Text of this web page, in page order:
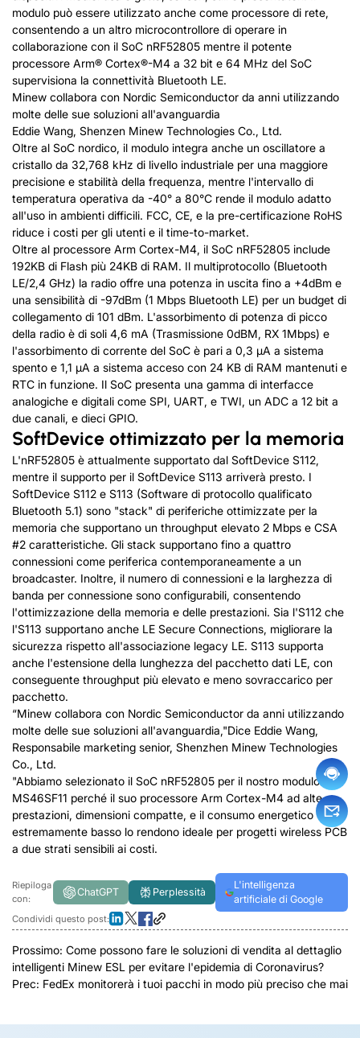
modulo può essere utilizzato anche come processore di rete,
consentendo a un altro microcontrollore di operare in
collaborazione con il SoC nRF52805 mentre il potente
processore Arm® Cortex®-M4 a 32 bit e 64 MHz del SoC
supervisiona la connettività Bluetooth LE.
Minew collabora con Nordic Semiconductor da anni utilizzando
molte delle sue soluzioni all'avanguardia
Eddie Wang, Shenzen Minew Technologies Co., Ltd.
Oltre al SoC nordico, il modulo integra anche un oscillatore a
cristallo da 32,768 kHz di livello industriale per una maggiore
precisione e stabilità della frequenza, mentre l'intervallo di
temperatura operativa da -40° a 80°C rende il modulo adatto
all'uso in ambienti difficili. FCC, CE, e la pre-certificazione RoHS
riduce i costi per gli utenti e il time-to-market.
Oltre al processore Arm Cortex-M4, il SoC nRF52805 include
192KB di Flash più 24KB di RAM. Il multiprotocollo (Bluetooth
LE/2,4 GHz) la radio offre una potenza in uscita fino a +4dBm e
una sensibilità di -97dBm (1 Mbps Bluetooth LE) per un budget di
collegamento di 101 dBm. L'assorbimento di potenza di picco
della radio è di soli 4,6 mA (Trasmissione 0dBM, RX 1Mbps) e
l'assorbimento di corrente del SoC è pari a 0,3 µA a sistema
spento e 1,1 µA a sistema acceso con 24 KB di RAM mantenuti e
RTC in funzione. Il SoC presenta una gamma di interfacce
analogiche e digitali come SPI, UART, e TWI, un ADC a 12 bit a
due canali, e dieci GPIO.
SoftDevice ottimizzato per la memoria
L'nRF52805 è attualmente supportato dal SoftDevice S112,
mentre il supporto per il SoftDevice S113 arriverà presto. I
SoftDevice S112 e S113 (Software di protocollo qualificato
Bluetooth 5.1) sono "stack" di periferiche ottimizzate per la
memoria che supportano un throughput elevato 2 Mbps e CSA
#2 caratteristiche. Gli stack supportano fino a quattro
connessioni come periferica contemporaneamente a un
broadcaster. Inoltre, il numero di connessioni e la larghezza di
banda per connessione sono configurabili, consentendo
l'ottimizzazione della memoria e delle prestazioni. Sia l'S112 che
l'S113 supportano anche LE Secure Connections, migliorare la
sicurezza rispetto all'associazione legacy LE. S113 supporta
anche l'estensione della lunghezza del pacchetto dati LE, con
conseguente throughput più elevato e meno sovraccarico per
pacchetto.
“Minew collabora con Nordic Semiconductor da anni utilizzando
molte delle sue soluzioni all'avanguardia,"Dice Eddie Wang,
Responsabile marketing senior, Shenzhen Minew Technologies
Co., Ltd.
"Abbiamo selezionato il SoC nRF52805 per il nostro modulo
MS46SF11 perché il suo processore Arm Cortex-M4 ad alte
prestazioni, dimensioni compatte, e il consumo energetico
estremamente basso lo rendono ideale per progetti wireless PCB
a due strati sensibili ai costi.
Riepiloga
con:
ChatGPT Perplessità
L'intelligenza
artificiale di Google
Condividi questo post:
Prossimo: Come possono fare le soluzioni di vendita al dettaglio
intelligenti Minew ESL per evitare l'epidemia di Coronavirus?
Prec: FedEx monitorerà i tuoi pacchi in modo più preciso che mai